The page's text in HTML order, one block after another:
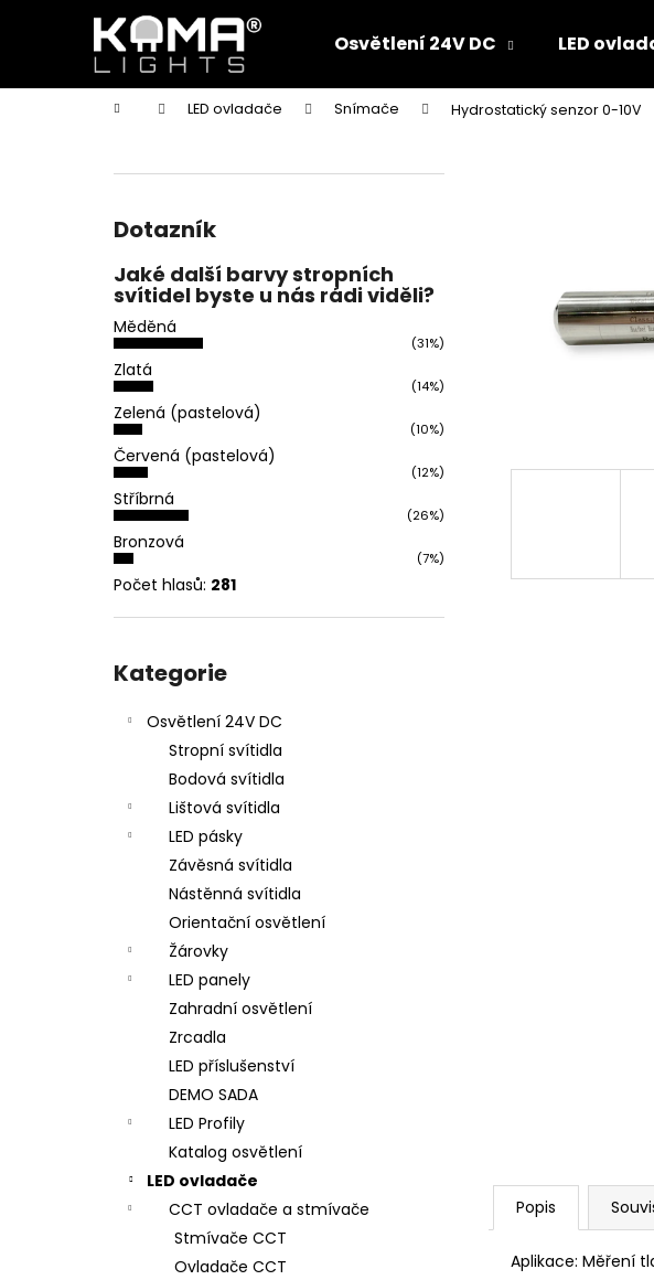
Osvětlení 24V DC LED
Domů LED ovladače Snímače Hydrostatický senzor 0-10V
Dotazník
Jaké další barvy stropních
svítidel byste u nás rádi viděli?
Měděná
(31%)
Zlatá
(14%)
Zelená (pastelová)
(10%)
Červená (pastelová)
(12%)
Stříbrná
(26%)
Bronzová
(7%)
Počet hlasů: 281
kategorie
Kategorie
Osvětlení 24V DC
Stropní svítidla
Bodová svítidla
Lištová svítidla
LED pásky
Závěsná svítidla
Nástěnná svítidla
Orientační osvětlení
Žárovky
LED panely
Zahradní osvětlení
Zrcadla
LED příslušenství
DEMO SADA
LED Profily
Katalog osvětlení
LED ovladače
CCT ovladače a stmívače
Stmívače CCT
Ovladače CCT
Popis
Aplikace: Měření
í
Zpět
do
Zpět
do
Co